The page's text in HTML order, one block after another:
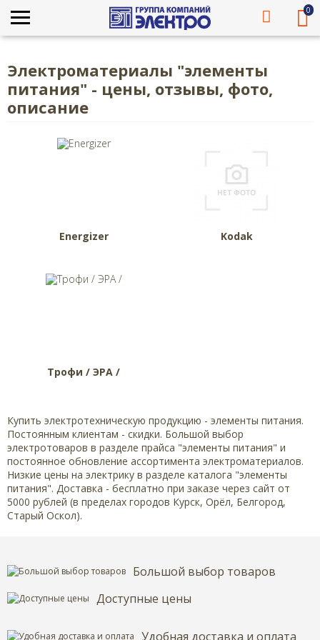
0
Электроматериалы "элементы
питания" - цены, отзывы, фото,
описание
Energizer Kodak
Трофи / ЭРА /
Купить электротехническую продукцию - элементы питания.
Постоянным клиентам - скидки. Большой выбор
электротоваров в разделе прайса "элементы питания" и
постоянное обновление ассортимента электроматериалов.
Низкие цены на электрику в разделе каталога "элементы
питания". Доставка - бесплатно при заказе через сайт от
5000 рублей (в пределах городов Курск, Орёл, Белгород,
Старый Оскол).
Большой выбор товаров
Доступные цены
Удобная доставка и оплата